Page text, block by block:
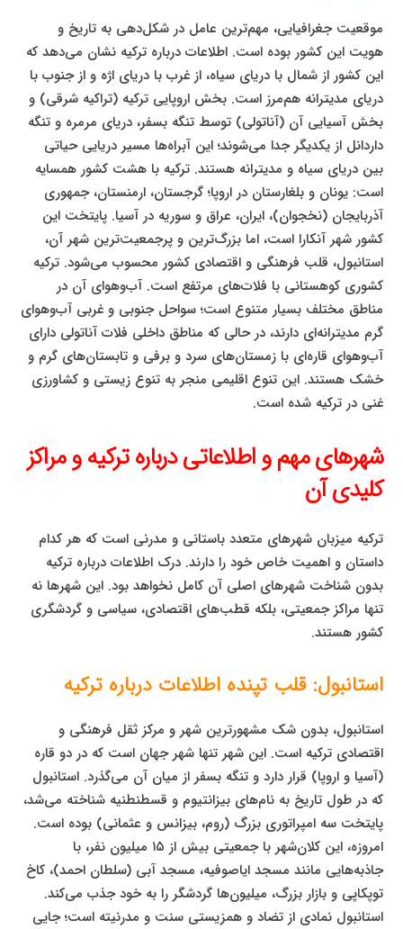
موقعیت جغرافیایی، مهم‌ترین عامل در شکل‌دهی به تاریخ و
هویت این کشور بوده است. اطلاعات درباره ترکیه نشان می‌دهد که
این کشور از شمال با دریای سیاه، از غرب با دریای اژه و از جنوب با
دریای مدیترانه هم‌مرز است. بخش اروپایی ترکیه (تراکیه شرقی) و
بخش آسیایی آن (آناتولی) توسط تنگه بسفر، دریای مرمره و تنگه
داردانل از یکدیگر جدا می‌شوند؛ این آبراه‌ها مسیر دریایی حیاتی
بین دریای سیاه و مدیترانه هستند. ترکیه با هشت کشور همسایه
است: یونان و بلغارستان در اروپا؛ گرجستان، ارمنستان، جمهوری
آذربایجان (نخجوان)، ایران، عراق و سوریه در آسیا. پایتخت این
کشور شهر آنکارا است، اما بزرگ‌ترین و پرجمعیت‌ترین شهر آن،
استانبول، قلب فرهنگی و اقتصادی کشور محسوب می‌شود. ترکیه
کشوری کوهستانی با فلات‌های مرتفع است. آب‌وهوای آن در
مناطق مختلف بسیار متنوع است؛ سواحل جنوبی و غربی آب‌وهوای
گرم مدیترانه‌ای دارند، در حالی که مناطق داخلی فلات آناتولی دارای
آب‌وهوای قاره‌ای با زمستان‌های سرد و برفی و تابستان‌های گرم و
خشک هستند. این تنوع اقلیمی منجر به تنوع زیستی و کشاورزی
غنی در ترکیه شده است.
شهرهای مهم و اطلاعاتی درباره ترکیه و مراکز
کلیدی آن
ترکیه میزبان شهرهای متعدد باستانی و مدرنی است که هر کدام
داستان و اهمیت خاص خود را دارند. درک اطلاعات درباره ترکیه
بدون شناخت شهرهای اصلی آن کامل نخواهد بود. این شهرها نه
تنها مراکز جمعیتی، بلکه قطب‌های اقتصادی، سیاسی و گردشگری
کشور هستند.
استانبول: قلب تپنده اطلاعات درباره ترکیه
استانبول، بدون شک مشهورترین شهر و مرکز ثقل فرهنگی و
اقتصادی ترکیه است. این شهر تنها شهر جهان است که در دو قاره
(آسیا و اروپا) قرار دارد و تنگه بسفر از میان آن می‌گذرد. استانبول
که در طول تاریخ به نام‌های بیزانتیوم و قسطنطنیه شناخته می‌شد،
پایتخت سه امپراتوری بزرگ (روم، بیزانس و عثمانی) بوده است.
امروزه، این کلان‌شهر با جمعیتی بیش از ۱۵ میلیون نفر، با
جاذبه‌هایی مانند مسجد ایاصوفیه، مسجد آبی (سلطان احمد)، کاخ
توپکاپی و بازار بزرگ، میلیون‌ها گردشگر را به خود جذب می‌کند.
استانبول نمادی از تضاد و همزیستی سنت و مدرنیته است؛ جایی